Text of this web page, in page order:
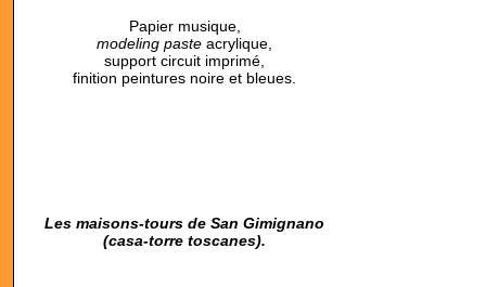
Papier musique,
modeling paste acrylique,
support circuit imprimé,
finition peintures noire et bleues.
Les maisons-tours de San Gimignano
(casa-torre toscanes).